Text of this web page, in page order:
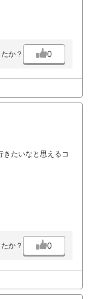
か？ 0
きたいなと思えるコ
か？ 0